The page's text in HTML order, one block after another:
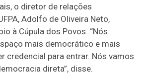
o diretor de relações
Adolfo de Oliveira Neto,
à Cúpula dos Povos. “Nós
mais democrático e mais
credencial para entrar. Nós vamos
direta”, disse.